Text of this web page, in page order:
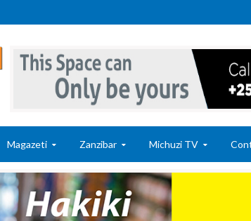
Magazeti Zanzibar Michuzi TV